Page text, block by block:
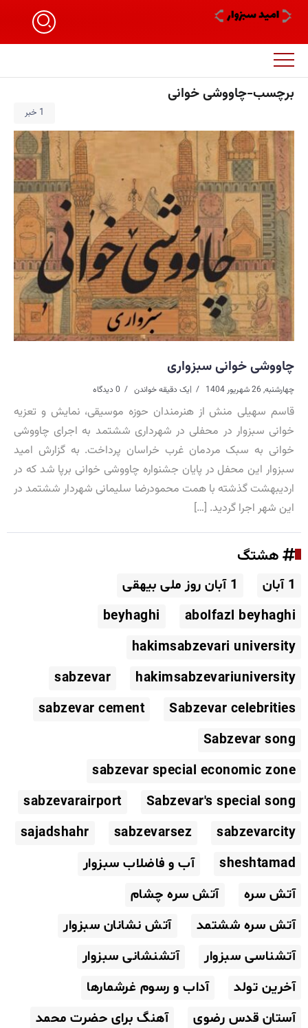
برچسب-چاووشی خوانی
1 خبر
چاووشی خوانی سبزواری
چهارشنبه, 26 شهریور 1404 |یک دقیقه خواندن 0 دیدگاه
قاسم سهیلی منش از هنرمندان حوزه موسیقی، نمایش و تعزیه
خوانی سبزوار در محفلی در شهرداری ششتمد به اجرای چاووشی
خوانی به سبک مردمان غرب خراسان پرداخت. به گزارش امید
سبزوار این محفل در پایان جشنواره چاووشی خوانی برپا شد که در
اردیبهشت گذشته با همت محمودرضا سلیمانی شهردار ششتمد در
این شهر اجرا گردید. […]
هشتگ
1 آبان
1 آبان روز ملی بیهقی
abolfazl beyhaghi
beyhaghi
hakimsabzevari university
hakimsabzevariuniversity
sabzevar
Sabzevar celebrities
sabzevar cement
Sabzevar song
sabzevar special economic zone
Sabzevar's special song
sabzevarairport
sabzevarcity
sabzevarsez
sajadshahr
sheshtamad
آب و فاضلاب سبزوار
آتش سره
آتش سره چشام
آتش سره ششتمد
آتش نشانان سبزوار
آتشناسی سبزوار
آتشنشانی سبزوار
آخرین تولد
آداب و رسوم غرشمارها
آستان قدس رضوی
آهنگ برای حضرت محمد